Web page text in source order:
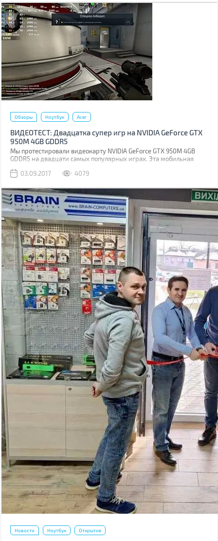
ноутбуков тут же разработали новые модели, оснастив их
железом, изготовленным по передовым технологиям.
Обзоры Ноутбук Acer
ВИДЕОТЕСТ: Двадцатка супер игр на NVIDIA GeForce GTX
950M 4GB GDDR5
Мы протестировали видеокарту NVIDIA GeForce GTX 950M 4GB
GDDR5 на двадцати самых популярных играх. Эта мобильная
Поэтому нам стало интересно, что же она может за свои деньги,
03.09.2017 4079
Новости Ноутбук Открытие